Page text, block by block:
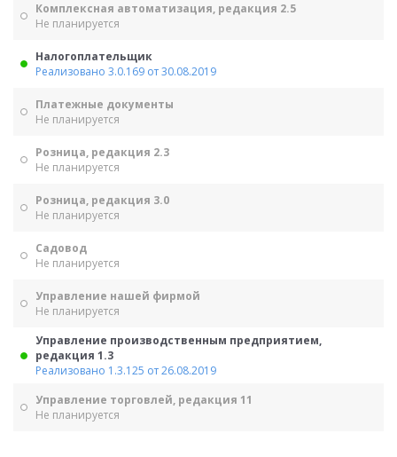
Комплексная автоматизация, редакция 2.5
Не планируется
Налогоплательщик
Реализовано 3.0.169 от 30.08.2019
Платежные документы
Не планируется
Розница, редакция 2.3
Не планируется
Розница, редакция 3.0
Не планируется
Садовод
Не планируется
Управление нашей фирмой
Не планируется
Управление производственным предприятием,
редакция 1.3
Реализовано 1.3.125 от 26.08.2019
Управление торговлей, редакция 11
Не планируется